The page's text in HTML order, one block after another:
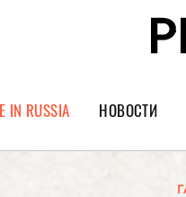
IN RUSSIA НОВОСТИ